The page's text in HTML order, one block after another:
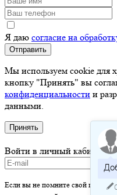
Я даю согласие на
Отправить
Мы используем cookie для
кнопку "Принять" вы
конфиденциальности и
данными.
Принять
Войти в личный кабинет
Если вы не помните свой пароль -